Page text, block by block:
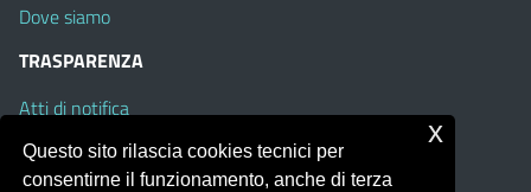
Dove siamo
TRASPARENZA
Atti di notifica
Albo on line
Amministrazione Trasparente
Questo sito rilascia cookies tecnici per
consentirne il funzionamento, anche di terza
x